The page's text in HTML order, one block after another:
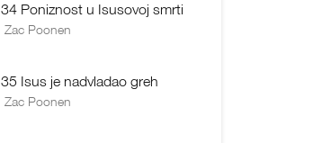
34 Poniznost u Isusovoj smrti
Zac Poonen
35 Isus je nadvladao greh
Zac Poonen